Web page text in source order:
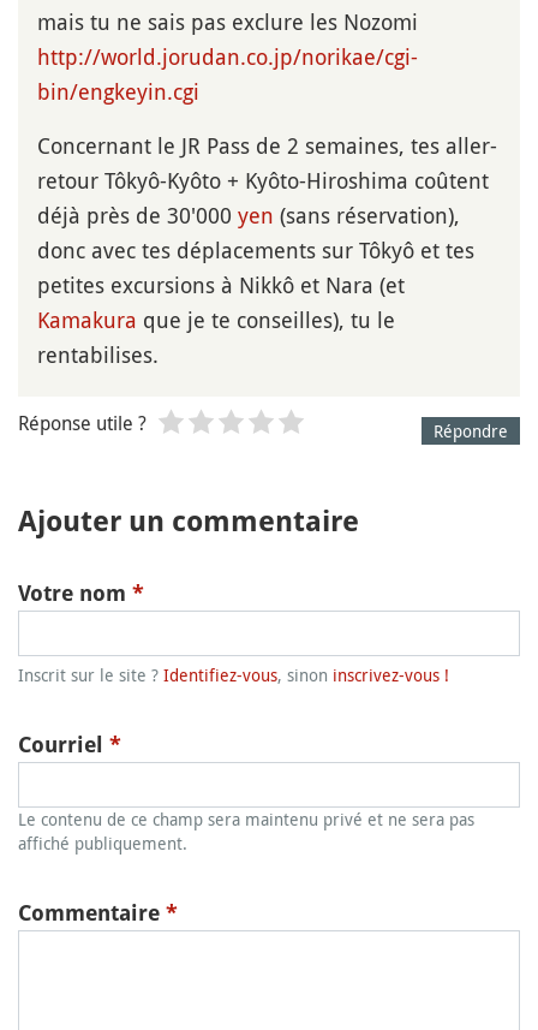
mais tu ne sais pas exclure les Nozomi
http://world.jorudan.co.jp/norikae/cgi-
bin/engkeyin.cgi
Concernant le JR Pass de 2 semaines, tes aller-
retour Tôkyô-Kyôto + Kyôto-Hiroshima coûtent
déjà près de 30'000 yen (sans réservation),
donc avec tes déplacements sur Tôkyô et tes
petites excursions à Nikkô et Nara (et
Kamakura que je te conseilles), tu le
rentabilises.
Répondre
Réponse utile ?
Ajouter un commentaire
Votre nom *
Inscrit sur le site ? Identifiez-vous, sinon inscrivez-vous !
Courriel *
Le contenu de ce champ sera maintenu privé et ne sera pas
affiché publiquement.
Commentaire *